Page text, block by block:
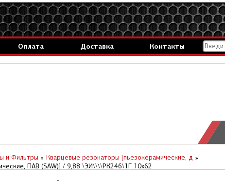
Оплата Доставка Контакты
и Фильтры
Кварцевые резонаторы [пьезокерамические, д
ПАВ (SAW)] / 9,88 \ЭИ\\\\РК246\1Г 10x62